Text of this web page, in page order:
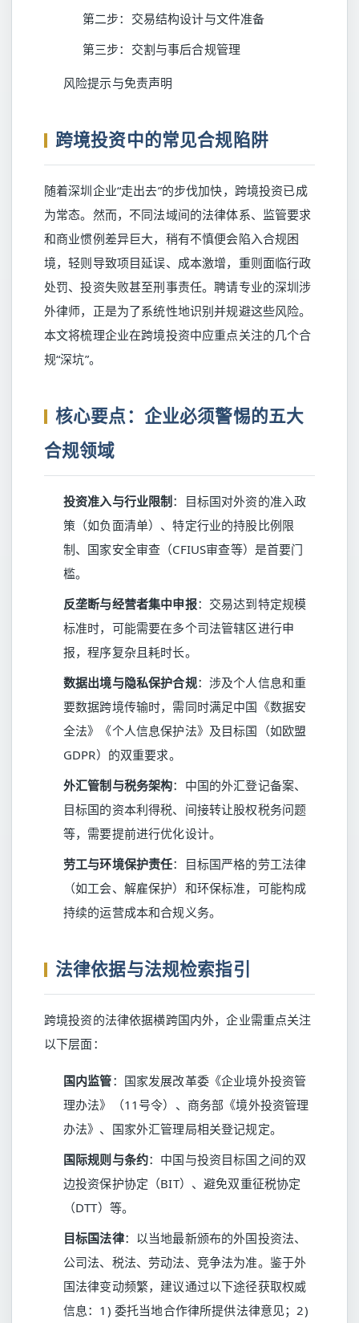
第二步：交易结构设计与文件准备
第三步：交割与事后合规管理
风险提示与免责声明
跨境投资中的常见合规陷阱
随着深圳企业“走出去”的步伐加快，跨境投资已成
为常态。然而，不同法域间的法律体系、监管要求
和商业惯例差异巨大，稍有不慎便会陷入合规困
境，轻则导致项目延误、成本激增，重则面临行政
处罚、投资失败甚至刑事责任。聘请专业的深圳涉
外律师，正是为了系统性地识别并规避这些风险。
本文将梳理企业在跨境投资中应重点关注的几个合
规“深坑”。
核心要点：企业必须警惕的五大
合规领域
投资准入与行业限制 ：目标国对外资的准入政
策（如负面清单）、特定行业的持股比例限
制、国家安全审查（CFIUS审查等）是首要门
槛。
反垄断与经营者集中申报：交易达到特定规模
标准时，可能需要在多个司法管辖区进行申
报，程序复杂且耗时长。
数据出境与隐私保护合规：涉及个人信息和重
要数据跨境传输时，需同时满足中国《数据安
全法》《个人信息保护法》及目标国（如欧盟
GDPR）的双重要求。
外汇管制与税务架构：中国的外汇登记备案、
目标国的资本利得税、间接转让股权税务问题
等，需要提前进行优化设计。
劳工与环境保护责任：目标国严格的劳工法律
（如工会、解雇保护）和环保标准，可能构成
持续的运营成本和合规义务。
法律依据与法规检索指引
跨境投资的法律依据横跨国内外，企业需重点关注
以下层面：
国内监管：国家发展改革委《企业境外投资管
理办法》（11号令）、商务部《境外投资管理
办法》、国家外汇管理局相关登记规定。
国际规则与条约：中国与投资目标国之间的双
边投资保护协定（BIT）、避免双重征税协定
（DTT）等。
目标国法律：以当地最新颁布的外国投资法、
公司法、税法、劳动法、竞争法为准。鉴于外
国法律变动频繁，建议通过以下途径获取权威
信息：1) 委托当地合作律所提供法律意见；2)